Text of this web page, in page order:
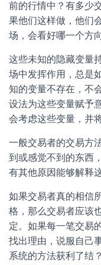
前的行情中？有多少
果他们这样做，他们
场，会看好哪一个方
这些未知的隐藏变量
场中发挥作用，总是
知的变量不存在，不
设法为这些变量赋予
会考虑这些变量，并
一般交易者的交易方
到或感觉不到的东西
有其他原因能够解释
如果交易者真的相信
格，那么交易者应该
定。如果每一笔交易
找出理由，说服自己
系统的方法获利了结